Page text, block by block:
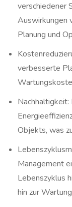
verschiedener
Auswirkungen
Planung und
verbesserte
Objekts, was
Management
Lebenszyklus
hin zur